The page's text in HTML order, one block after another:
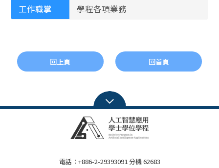
工作職掌
學程各項業務
回上頁 回首頁
電話：+886-2-29393091 分機 62683